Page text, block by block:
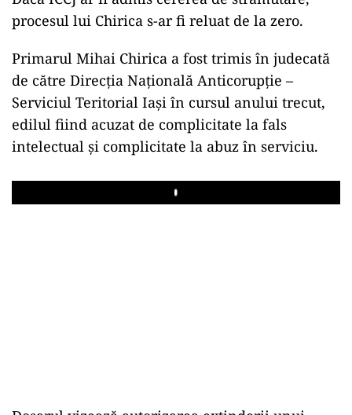
procesul lui Chirica s-ar fi reluat de la zero.
Primarul Mihai Chirica a fost trimis în judecată
de către Direcţia Naţională Anticorupţie –
Serviciul Teritorial Iaşi în cursul anului trecut,
edilul fiind acuzat de complicitate la fals
intelectual şi complicitate la abuz în serviciu.
Play